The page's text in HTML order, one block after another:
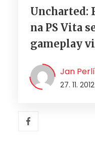
Uncharted:
na PS Vita
gameplay
Jan
27. 11. 2012